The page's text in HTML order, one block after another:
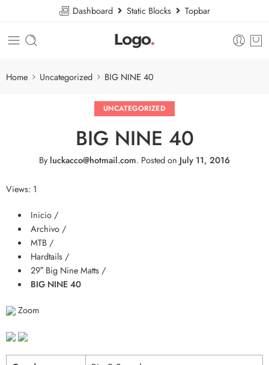
Dashboard Static Blocks Topbar
Home Uncategorized BIG NINE 40
UNCATEGORIZED
BIG NINE 40
Byluckacco@hotmail.com. Posted on July 11, 2016
Views: 1
Inicio /
Archivo /
MTB /
Hardtails /
29″ Big Nine Matts /
BIG NINE 40
Zoom